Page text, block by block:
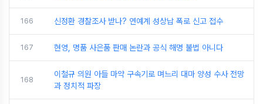
166 신정환 경찰조사 받나? 연예계 성상납 폭로 신고 접수
167 현영, 명품 사은품 판매 논란과 공식 해명 불법 아니다
168
이철규 의원 아들 마약 구속기로 며느리 대마 양성 수사 전망
과 정치적 파장